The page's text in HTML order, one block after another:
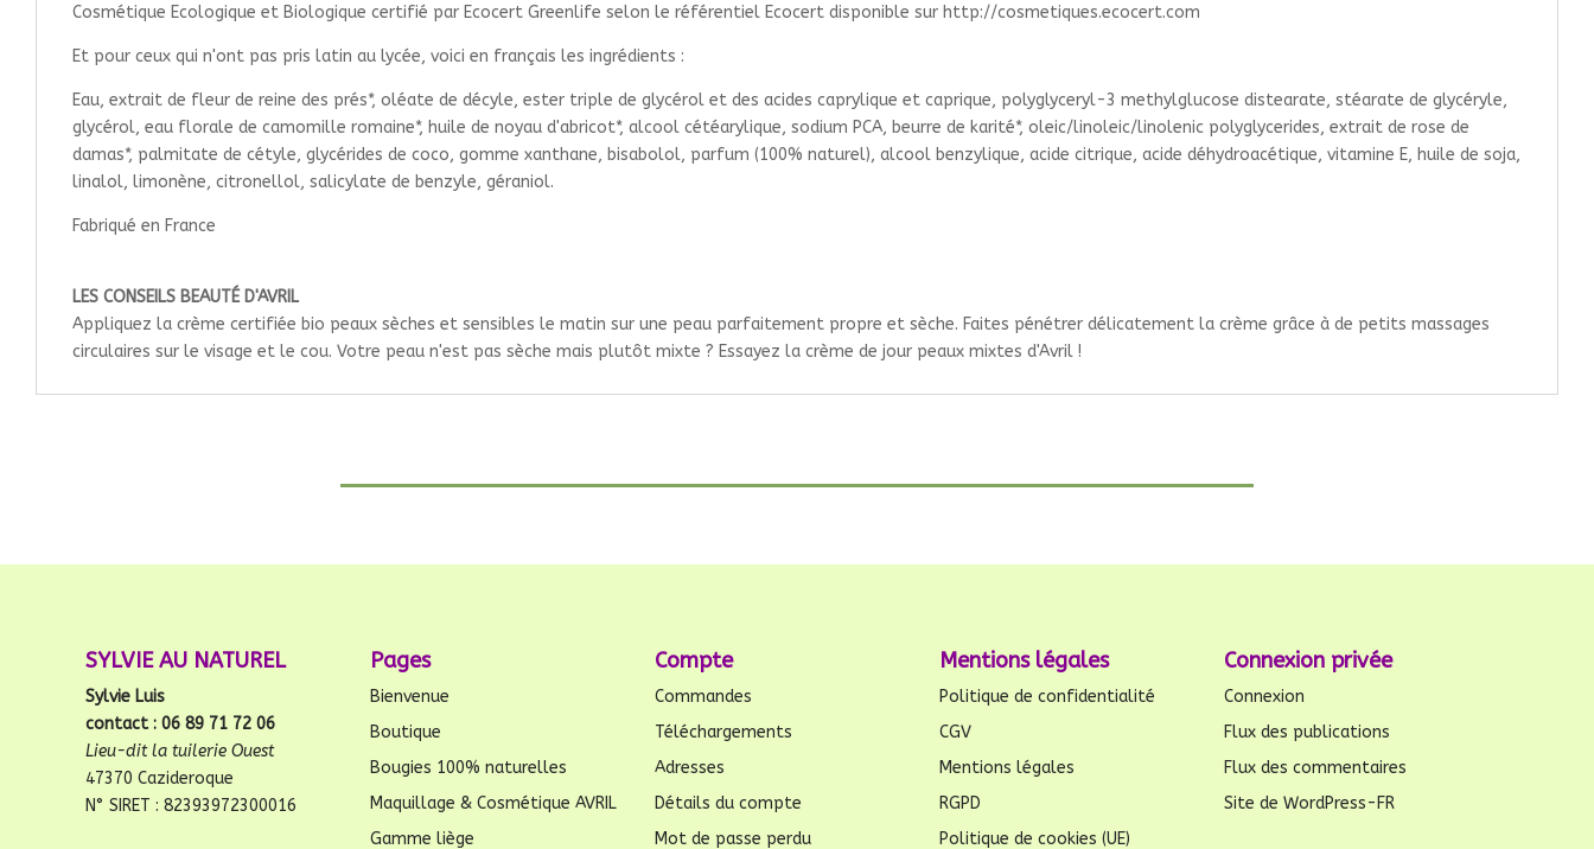
Cosmétique Ecologique et Biologique certifié par Ecocert Greenlife selon le référentiel Ecocert disponible sur http://cosmetiques.ecocert.com
Et pour ceux qui n'ont pas pris latin au lycée, voici en français les ingrédients :
Eau, extrait de fleur de reine des prés*, oléate de décyle, ester triple de glycérol et des acides caprylique et caprique, polyglyceryl-3 methylglucose distearate, stéarate de glycéryle,
glycérol, eau florale de camomille romaine*, huile de noyau d'abricot*, alcool cétéarylique, sodium PCA, beurre de karité*, oleic/linoleic/linolenic polyglycerides, extrait de rose de
damas*, palmitate de cétyle, glycérides de coco, gomme xanthane, bisabolol, parfum (100% naturel), alcool benzylique, acide citrique, acide déhydroacétique, vitamine E, huile de soja,
linalol, limonène, citronellol, salicylate de benzyle, géraniol.
Fabriqué en France
LES CONSEILS BEAUTÉ D'AVRIL
Appliquez la crème certifiée bio peaux sèches et sensibles le matin sur une peau parfaitement propre et sèche. Faites pénétrer délicatement la crème grâce à de petits massages
circulaires sur le visage et le cou. Votre peau n'est pas sèche mais plutôt mixte ? Essayez la crème de jour peaux mixtes d'Avril !
SYLVIE AU NATUREL
Sylvie Luis
contact : 06 89 71 72 06
Lieu-dit la tuilerie Ouest
47370 Cazideroque
N° SIRET : 82393972300016
Pages
Bienvenue
Boutique
Bougies 100% naturelles
Maquillage & Cosmétique AVRIL
Gamme liège
Compte
Commandes
Téléchargements
Adresses
Détails du compte
Mot de passe perdu
Mentions légales
Politique de confidentialité
CGV
Mentions légales
RGPD
Politique de cookies (UE)
Connexion privée
Connexion
Flux des publications
Flux des commentaires
Site de WordPress-FR